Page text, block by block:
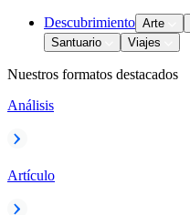
Descubrimiento Arte
Santuario
Viajes
Nuestros formatos destacados
Análisis
Artículo